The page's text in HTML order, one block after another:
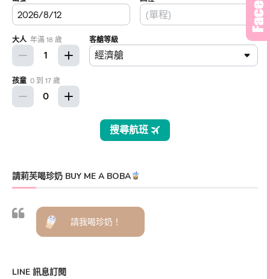
請莉芙喝珍奶 BUY ME A BOBA
請我喝珍奶！
LINE 訊息訂閱